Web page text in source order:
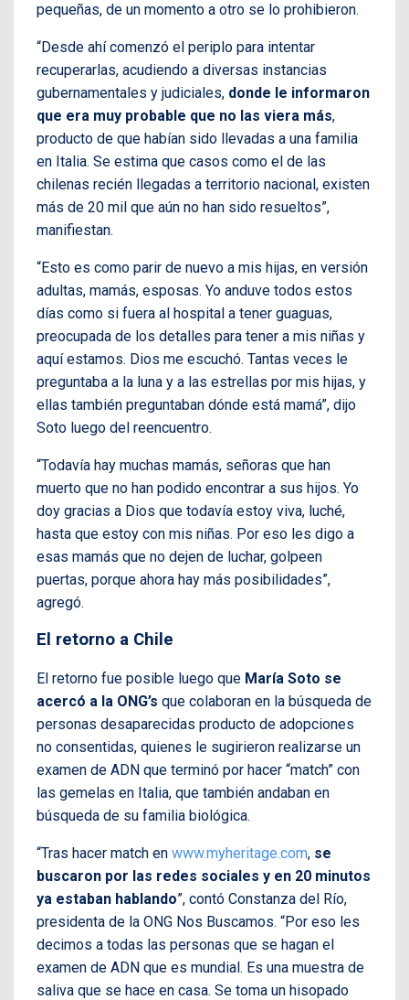
pequeñas, de un momento a otro se lo prohibieron.
“Desde ahí comenzó el periplo para intentar
recuperarlas, acudiendo a diversas instancias
gubernamentales y judiciales, donde le informaron
que era muy probable que no las viera más,
producto de que habían sido llevadas a una familia
en Italia. Se estima que casos como el de las
chilenas recién llegadas a territorio nacional, existen
más de 20 mil que aún no han sido resueltos”,
manifiestan.
“Esto es como parir de nuevo a mis hijas, en versión
adultas, mamás, esposas. Yo anduve todos estos
días como si fuera al hospital a tener guaguas,
preocupada de los detalles para tener a mis niñas y
aquí estamos. Dios me escuchó. Tantas veces le
preguntaba a la luna y a las estrellas por mis hijas, y
ellas también preguntaban dónde está mamá”, dijo
Soto luego del reencuentro.
“Todavía hay muchas mamás, señoras que han
muerto que no han podido encontrar a sus hijos. Yo
doy gracias a Dios que todavía estoy viva, luché,
hasta que estoy con mis niñas. Por eso les digo a
esas mamás que no dejen de luchar, golpeen
puertas, porque ahora hay más posibilidades”,
agregó.
El retorno a Chile
El retorno fue posible luego que María Soto se
acercó a la ONG’s que colaboran en la búsqueda de
personas desaparecidas producto de adopciones
no consentidas, quienes le sugirieron realizarse un
examen de ADN que terminó por hacer “match” con
las gemelas en Italia, que también andaban en
búsqueda de su familia biológica.
“Tras hacer match en www.myheritage.com, se
buscaron por las redes sociales y en 20 minutos
ya estaban hablando”, contó Constanza del Río,
presidenta de la ONG Nos Buscamos. “Por eso les
decimos a todas las personas que se hagan el
examen de ADN que es mundial. Es una muestra de
saliva que se hace en casa. Se toma un hisopado